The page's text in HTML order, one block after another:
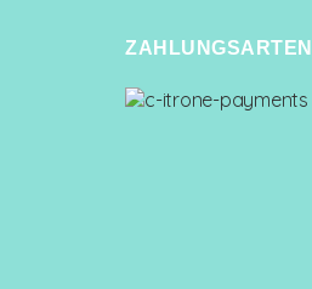
ZAHLUNGSARTEN